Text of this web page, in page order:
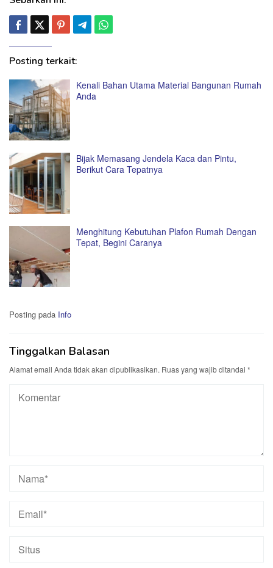
Posting terkait:
Kenali Bahan Utama Material Bangunan Rumah
Anda
Bijak Memasang Jendela Kaca dan Pintu,
Berikut Cara Tepatnya
Menghitung Kebutuhan Plafon Rumah Dengan
Tepat, Begini Caranya
Posting pada Info
Tinggalkan Balasan
Alamat email Anda tidak akan dipublikasikan. Ruas yang wajib ditandai *